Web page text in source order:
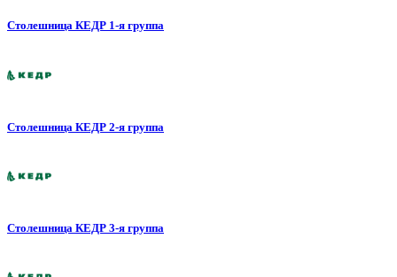
Столешница КЕДР 1-я группа
Столешница КЕДР 2-я группа
Столешница КЕДР 3-я группа